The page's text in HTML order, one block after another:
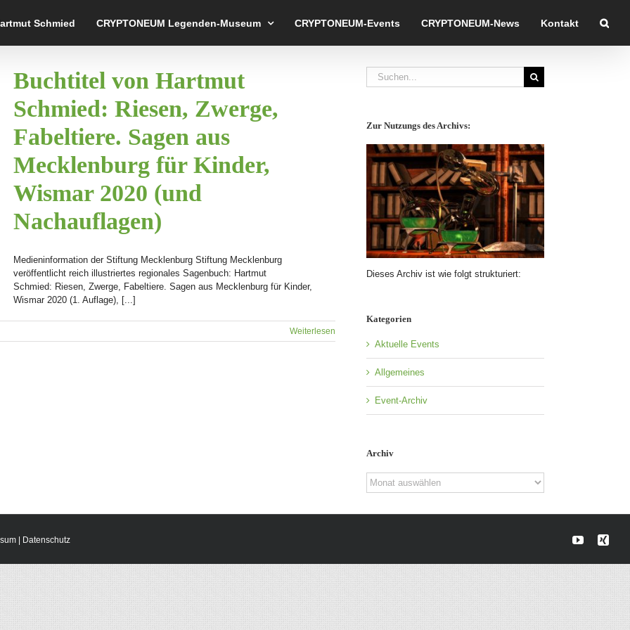
Schmied CRYPTONEUM Legenden-Museum CRYPTONEUM-Events CRYPTONEUM-News Kontakt
Buchtitel von Hartmut
Schmied: Riesen, Zwerge,
Fabeltiere. Sagen aus
Mecklenburg für Kinder,
Wismar 2020 (und
Nachauflagen)
Medieninformation der Stiftung Mecklenburg Stiftung Mecklenburg
veröffentlicht reich illustriertes regionales Sagenbuch: Hartmut
Schmied: Riesen, Zwerge, Fabeltiere. Sagen aus Mecklenburg für Kinder,
Wismar 2020 (1. Auflage), [...]
Weiterlesen
Suche
nach:
Zur Nutzungs des Archivs:
Dieses Archiv ist wie folgt strukturiert:
Kategorien
Aktuelle Events
Allgemeines
Event-Archiv
Archiv
Archiv
| Datenschutz YouTubeXing